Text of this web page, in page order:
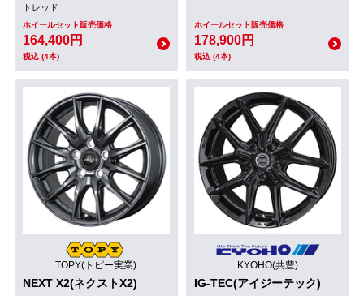
トレッド
ホイールセット販売価格
164,400円
税込 (4本)
ホイールセット販売価格
178,900円
税込 (4本)
TOPY(トピー実業)
NEXT X2(ネクストX2)
KYOHO(共豊)
IG-TEC(アイジーテック)